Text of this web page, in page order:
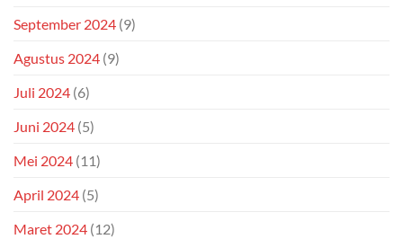
September 2024 (9)
Agustus 2024 (9)
Juli 2024 (6)
Juni 2024 (5)
Mei 2024 (11)
April 2024 (5)
Maret 2024 (12)